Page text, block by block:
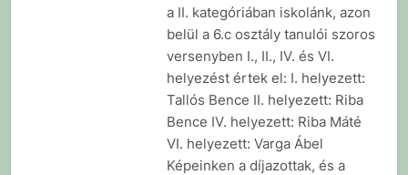
a II. kategóriában iskolánk, azon
belül a 6.c osztály tanulói szoros
versenyben I., II., IV. és VI.
helyezést értek el: I. helyezett:
Tallós Bence II. helyezett: Riba
Bence IV. helyezett: Riba Máté
VI. helyezett: Varga Ábel
Képeinken a díjazottak, és a